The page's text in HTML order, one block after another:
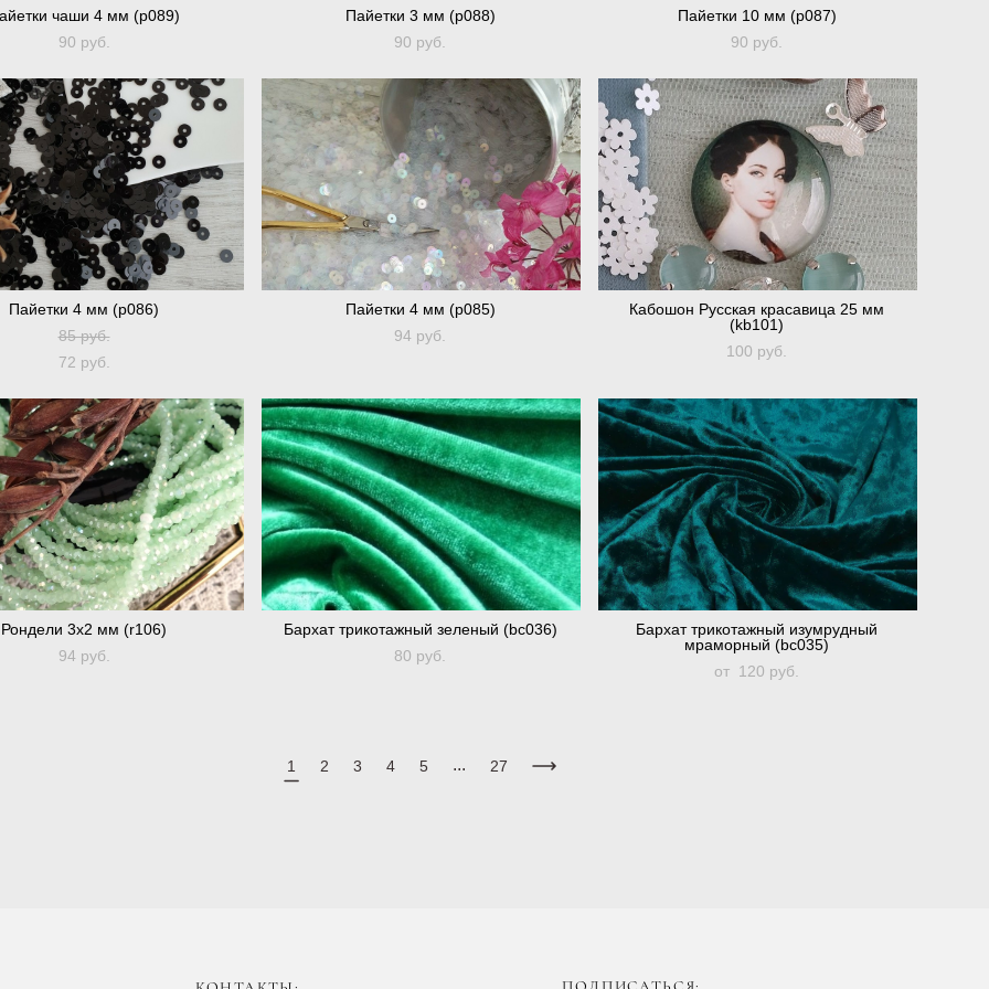
чаши 4 мм (p089)
90 pуб.
Пайетки 3 мм (p088)
90 pуб.
Пайетки 10 мм (p087)
90 pуб.
Пайетки 4 мм (p086)
85 pуб.
72 pуб.
Пайетки 4 мм (p085)
94 pуб.
Кабошон Русская красавица 25 мм
(kb101)
100 pуб.
Рондели 3х2 мм (r106)
94 pуб.
Бархат трикотажный зеленый (bc036)
80 pуб.
Бархат трикотажный изумрудный
мраморный (bc035)
от 120 pуб.
1 2 3 4 5 ... 27